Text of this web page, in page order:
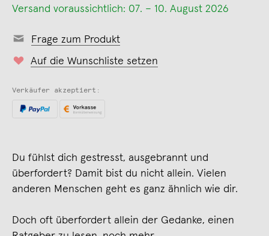
Versand voraussichtlich: 07. – 10. August 2026
Frage zum Produkt
Auf die Wunschliste setzen
Verkäufer akzeptiert:
Du fühlst dich gestresst, ausgebrannt und
überfordert? Damit bist du nicht allein. Vielen
anderen Menschen geht es ganz ähnlich wie dir.
Doch oft überfordert allein der Gedanke, einen